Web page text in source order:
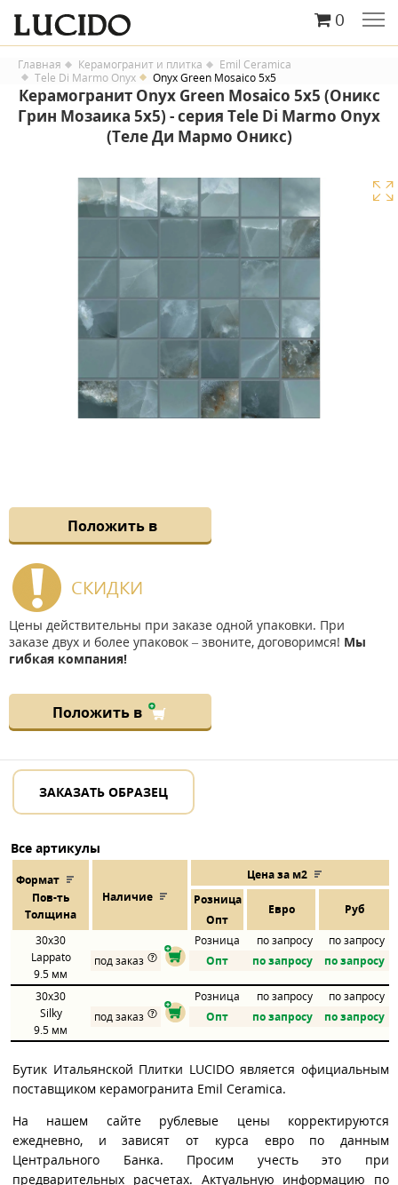
0
Главная Керамогранит и плитка
Emil Ceramica
Tele Di Marmo Onyx
Onyx Green Mosaico 5x5
Керамогранит Onyx Green Mosaico 5x5 (Оникс
Грин Мозаика 5x5) - серия Tele Di Marmo Onyx
(Теле Ди Мармо Оникс)
Положить в
СКИДКИ
Цены действительны при заказе одной упаковки. При
заказе двух и более упаковок – звоните, договоримся! Мы
гибкая компания!
Положить в
ЗАКАЗАТЬ ОБРАЗЕЦ
Все артикулы
Формат
Пов-ть
Толщина
Наличие
Цена за м2
Розница
Евро Руб
Опт
30x30
Lappato
9.5 мм
Розница по запросу
по запросу
под заказ
Опт по запросу по запросу
30x30
Silky
9.5 мм
Розница по запросу
по запросу
под заказ
Опт по запросу по запросу
Бутик Итальянской Плитки LUCIDO является официальным
поставщиком керамогранита Emil Ceramica.
На нашем сайте рублевые цены корректируются
ежедневно, и зависят от курса евро по данным
Центрального Банка. Просим учесть это при
предварительных расчетах. Актуальную информацию по